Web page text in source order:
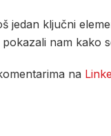
jedan ključni
nam kako
na